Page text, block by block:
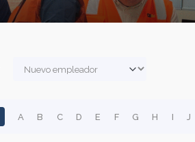
A B C D E F G H I J